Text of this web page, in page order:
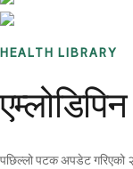
HEALTH LIBRARY
पछिल्लो पटक अपडेट गरिएको